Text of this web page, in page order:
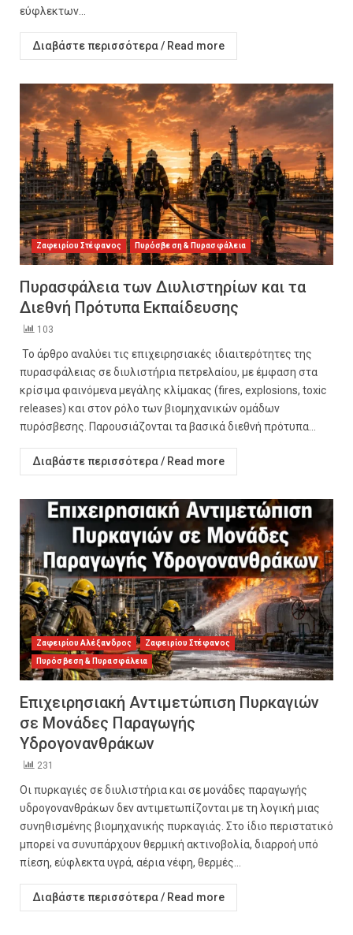
εύφλεκτων...
Διαβάστε περισσότερα / Read more
Ζαφειρίου Στέφανος Πυρόσβεση & Πυρασφάλεια
Πυρασφάλεια των Διυλιστηρίων και τα
Διεθνή Πρότυπα Εκπαίδευσης
103
Το άρθρο αναλύει τις επιχειρησιακές ιδιαιτερότητες της
πυρασφάλειας σε διυλιστήρια πετρελαίου, με έμφαση στα
κρίσιμα φαινόμενα μεγάλης κλίμακας (fires, explosions, toxic
releases) και στον ρόλο των βιομηχανικών ομάδων
πυρόσβεσης. Παρουσιάζονται τα βασικά διεθνή πρότυπα...
Διαβάστε περισσότερα / Read more
Ζαφειρίου Αλέξανδρος Ζαφειρίου Στέφανος
Πυρόσβεση & Πυρασφάλεια
Επιχειρησιακή Αντιμετώπιση Πυρκαγιών
σε Μονάδες Παραγωγής
Υδρογονανθράκων
231
Οι πυρκαγιές σε διυλιστήρια και σε μονάδες παραγωγής
υδρογονανθράκων δεν αντιμετωπίζονται με τη λογική μιας
συνηθισμένης βιομηχανικής πυρκαγιάς. Στο ίδιο περιστατικό
μπορεί να συνυπάρχουν θερμική ακτινοβολία, διαρροή υπό
πίεση, εύφλεκτα υγρά, αέρια νέφη, θερμές...
Διαβάστε περισσότερα / Read more